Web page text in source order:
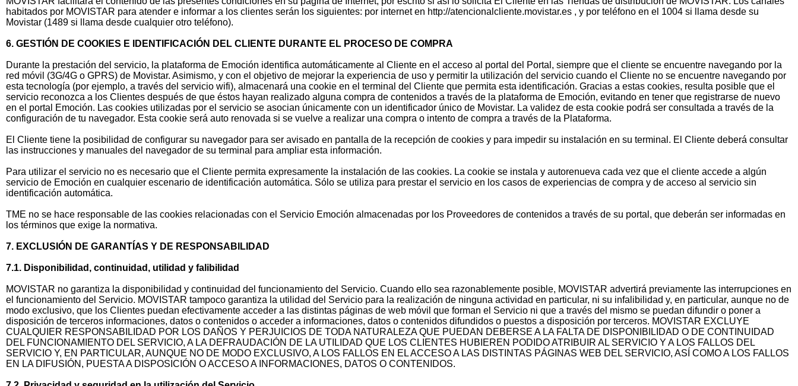
habitados por MOVISTAR para atender e informar a los clientes serán los siguientes: por internet en http://atencionalcliente.movistar.es , y por teléfono en el 1004 si llama desde su
Movistar (1489 si llama desde cualquier otro teléfono).
6. GESTIÓN DE COOKIES E IDENTIFICACIÓN DEL CLIENTE DURANTE EL PROCESO DE COMPRA
Durante la prestación del servicio, la plataforma de Emoción identifica automáticamente al Cliente en el acceso al portal del Portal, siempre que el cliente se encuentre navegando por la
red móvil (3G/4G o GPRS) de Movistar. Asimismo, y con el objetivo de mejorar la experiencia de uso y permitir la utilización del servicio cuando el Cliente no se encuentre navegando por
esta tecnología (por ejemplo, a través del servicio wifi), almacenará una cookie en el terminal del Cliente que permita esta identificación. Gracias a estas cookies, resulta posible que el
servicio reconozca a los Clientes después de que éstos hayan realizado alguna compra de contenidos a través de la plataforma de Emoción, evitando en tener que registrarse de nuevo
en el portal Emoción. Las cookies utilizadas por el servicio se asocian únicamente con un identificador único de Movistar. La validez de esta cookie podrá ser consultada a través de la
configuración de tu navegador. Esta cookie será auto renovada si se vuelve a realizar una compra o intento de compra a través de la Plataforma.
El Cliente tiene la posibilidad de configurar su navegador para ser avisado en pantalla de la recepción de cookies y para impedir su instalación en su terminal. El Cliente deberá consultar
las instrucciones y manuales del navegador de su terminal para ampliar esta información.
Para utilizar el servicio no es necesario que el Cliente permita expresamente la instalación de las cookies. La cookie se instala y autorenueva cada vez que el cliente accede a algún
servicio de Emoción en cualquier escenario de identificación automática. Sólo se utiliza para prestar el servicio en los casos de experiencias de compra y de acceso al servicio sin
identificación automática.
TME no se hace responsable de las cookies relacionadas con el Servicio Emoción almacenadas por los Proveedores de contenidos a través de su portal, que deberán ser informadas en
los términos que exige la normativa.
7. EXCLUSIÓN DE GARANTÍAS Y DE RESPONSABILIDAD
7.1. Disponibilidad, continuidad, utilidad y falibilidad
MOVISTAR no garantiza la disponibilidad y continuidad del funcionamiento del Servicio. Cuando ello sea razonablemente posible, MOVISTAR advertirá previamente las interrupciones en
el funcionamiento del Servicio. MOVISTAR tampoco garantiza la utilidad del Servicio para la realización de ninguna actividad en particular, ni su infalibilidad y, en particular, aunque no de
modo exclusivo, que los Clientes puedan efectivamente acceder a las distintas páginas de web móvil que forman el Servicio ni que a través del mismo se puedan difundir o poner a
disposición de terceros informaciones, datos o contenidos o acceder a informaciones, datos o contenidos difundidos o puestos a disposición por terceros. MOVISTAR EXCLUYE
CUALQUIER RESPONSABILIDAD POR LOS DAÑOS Y PERJUICIOS DE TODA NATURALEZA QUE PUEDAN DEBERSE A LA FALTA DE DISPONIBILIDAD O DE CONTINUIDAD
DEL FUNCIONAMIENTO DEL SERVICIO, A LA DEFRAUDACIÓN DE LA UTILIDAD QUE LOS CLIENTES HUBIEREN PODIDO ATRIBUIR AL SERVICIO Y A LOS FALLOS DEL
SERVICIO Y, EN PARTICULAR, AUNQUE NO DE MODO EXCLUSIVO, A LOS FALLOS EN EL ACCESO A LAS DISTINTAS PÁGINAS WEB DEL SERVICIO, ASÍ COMO A LOS FALLOS
EN LA DIFUSIÓN, PUESTA A DISPOSICIÓN O ACCESO A INFORMACIONES, DATOS O CONTENIDOS.